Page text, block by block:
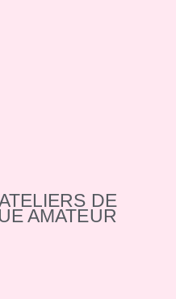
DE
AMATEUR